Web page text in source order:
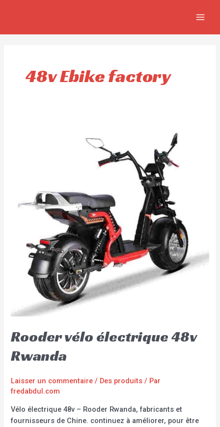
48v Ebike factory
Rooder vélo électrique 48v
Rwanda
Laisser un commentaire / Des produits / Par
fredabdul.com
Vélo électrique 48v – Rooder Rwanda, fabricants et
fournisseurs de Chine. continuez à améliorer, pour être